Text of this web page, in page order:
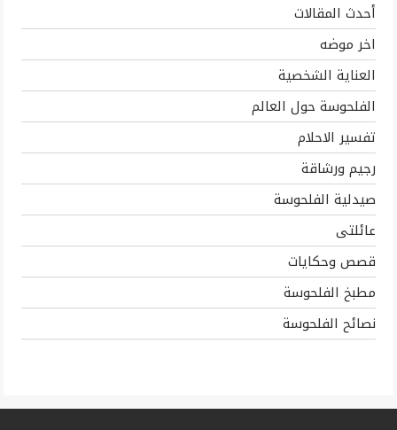
أحدث المقالات
اخر موضه
العناية الشخصية
الفلحوسة حول العالم
تفسير الاحلام
رجيم ورشاقة
صيدلية الفلحوسة
عائلتى
قصص وحكايات
مطبخ الفلحوسة
نصائح الفلحوسة